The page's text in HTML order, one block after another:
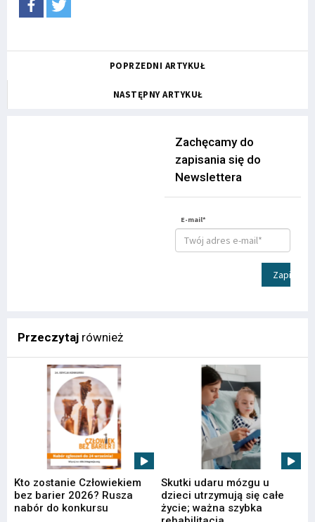
POPRZEDNI ARTYKUŁ
NASTĘPNY ARTYKUŁ
Zachęcamy do
zapisania się do
Newslettera
E-mail*
Zapisz
Przeczytaj również
Kto zostanie Człowiekiem
bez barier 2026? Rusza
nabór do konkursu
Skutki udaru mózgu u
dzieci utrzymują się całe
życie; ważna szybka